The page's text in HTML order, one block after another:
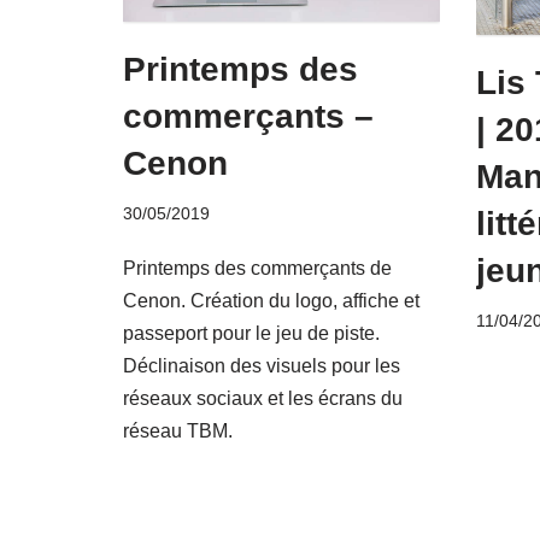
Printemps des
commerçants –
Cenon
30/05/2019
Printemps des commerçants de
Cenon. Création du logo, affiche et
passeport pour le jeu de piste.
Déclinaison des visuels pour les
réseaux sociaux et les écrans du
réseau TBM.
Lis
|
11/04/